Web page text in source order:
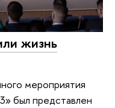
жизнь
мероприятия
был представлен